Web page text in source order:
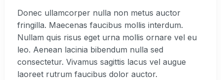
Donec ullamcorper nulla non metus auctor
fringilla. Maecenas faucibus mollis interdum.
Nullam quis risus eget urna mollis ornare vel eu
leo. Aenean lacinia bibendum nulla sed
consectetur. Vivamus sagittis lacus vel augue
laoreet rutrum faucibus dolor auctor.